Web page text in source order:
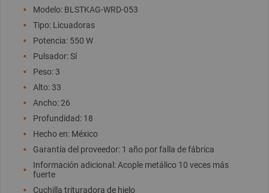
Modelo: BLSTKAG-WRD-053
Tipo: Licuadoras
Potencia: 550 W
Pulsador: Sí
Peso: 3
Alto: 33
Ancho: 26
Profundidad: 18
Hecho en: México
Garantía del proveedor: 1 año por falla de fábrica
Información adicional: Acople metálico 10 veces más
fuerte
Cuchilla trituradora de hielo